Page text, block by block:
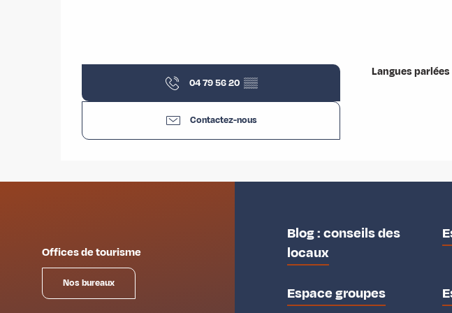
04 79 56 20 ▒▒
Contactez-nous
Langues parlées
Langues parlées
Offices de tourisme
Nos bureaux
Blog : conseils des
locaux
Espace groupes